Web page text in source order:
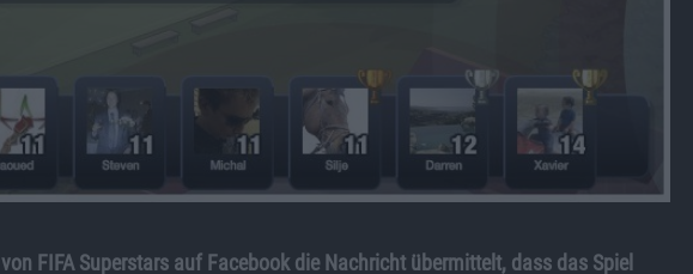
FIFA Superstars auf Facebook die Nachricht übermittelt, dass das Spiel